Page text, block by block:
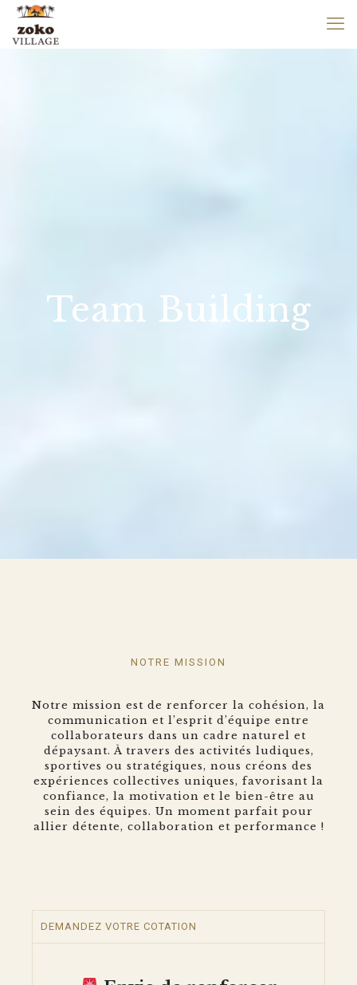
Team Building
NOTRE MISSION
Notre mission est de renforcer la cohésion, la
communication et l’esprit d’équipe entre
collaborateurs dans un cadre naturel et
dépaysant. À travers des activités ludiques,
sportives ou stratégiques, nous créons des
expériences collectives uniques, favorisant la
confiance, la motivation et le bien-être au
sein des équipes. Un moment parfait pour
allier détente, collaboration et performance !
DEMANDEZ VOTRE COTATION